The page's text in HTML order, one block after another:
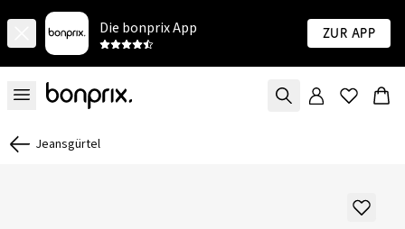
Die bonprix App Zur App
Jeansgürtel